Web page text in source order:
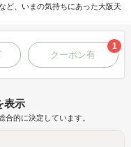
ど、いまの気持ちにあった大阪天
クーポン有
1
表示
的に決定しています。